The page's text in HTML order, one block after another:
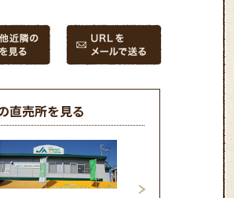
直売所を見る